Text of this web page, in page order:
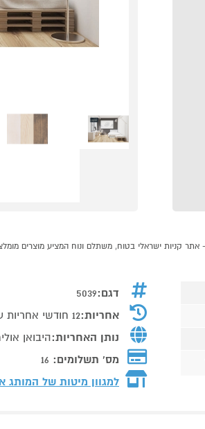
דגם:5039
אחריות:12 חודשי אחריות על המיטה בלבד
נותן האחריות:היבואן
מס' תשלומים: 16
למגוון מיטות של המותג